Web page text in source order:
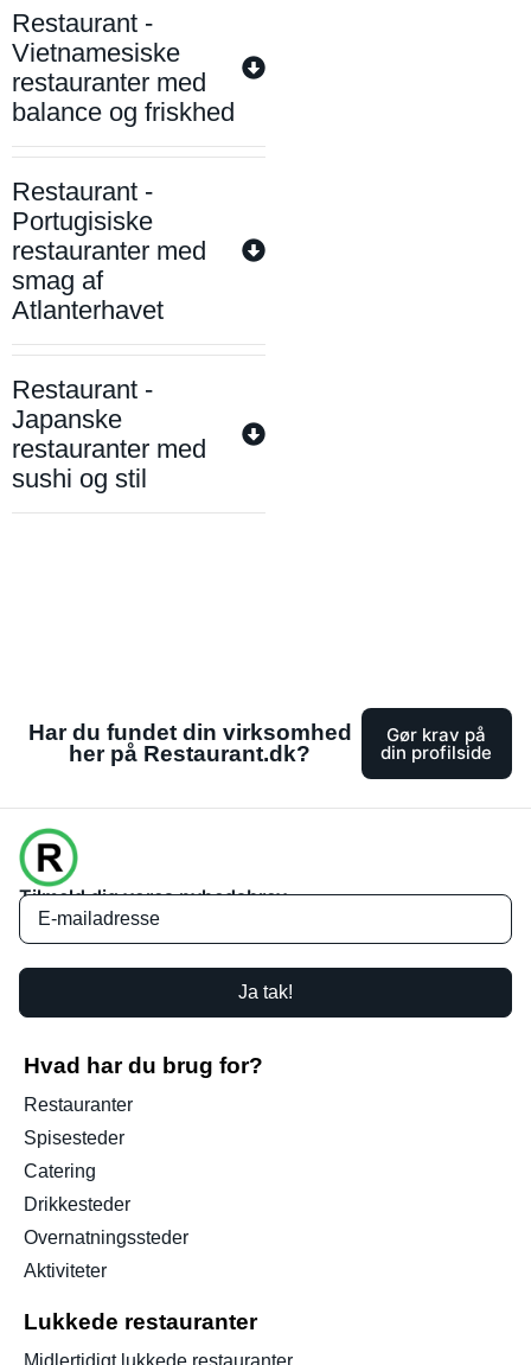
Restaurant -
Vietnamesiske
restauranter med
balance og friskhed
Restaurant -
Portugisiske
restauranter med
smag af
Atlanterhavet
Restaurant -
Japanske
restauranter med
sushi og stil
Har du fundet din virksomhed
her på Restaurant.dk?
Gør krav på
din profilside
Tilmeld dig vores nyhedsbrev
Ja tak!
Hvad har du brug for?
Restauranter
Spisesteder
Catering
Drikkesteder
Overnatningssteder
Aktiviteter
Lukkede restauranter
Midlertidigt lukkede restauranter